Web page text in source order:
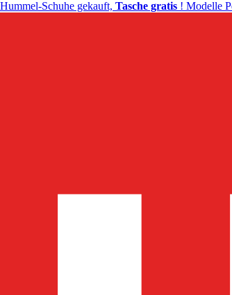
Hummel-Schuhe gekauft, Tasche gratis ! Modelle